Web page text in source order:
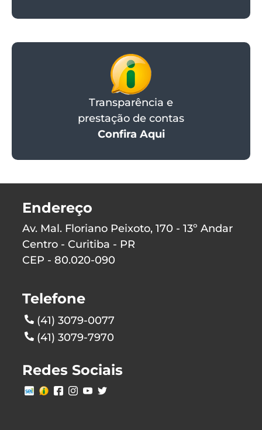
Transparência e
prestação de contas
Confira Aqui
Endereço
Av. Mal. Floriano Peixoto, 170 - 13º Andar
Centro - Curitiba - PR
CEP - 80.020-090
Telefone
(41) 3079-0077
(41) 3079-7970
Redes Sociais